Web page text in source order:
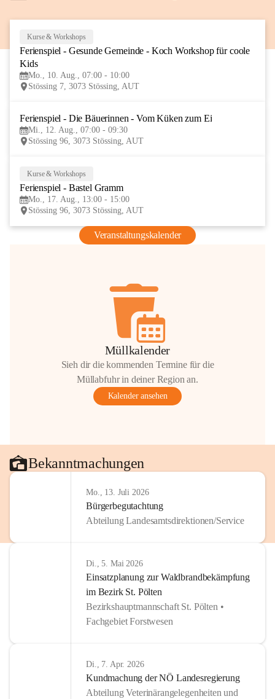
AUG
Kurse & Workshops
Ferienspiel - Gesunde Gemeinde - Koch Workshop für coole
Kids
Mo., 10. Aug., 07:00 - 10:00
Stössing 7, 3073 Stössing, AUT
Ferienspiel - Die Bäuerinnen - Vom Küken zum Ei
Mi., 12. Aug., 07:00 - 09:30
Stössing 96, 3073 Stössing, AUT
Kurse & Workshops
Ferienspiel - Bastel Gramm
Mo., 17. Aug., 13:00 - 15:00
Stössing 96, 3073 Stössing, AUT
Veranstaltungskalender
Müllkalender
Sieh dir die kommenden Termine für die
Müllabfuhr in deiner Region an.
Kalender ansehen
Bekanntmachungen
Mo., 13. Juli 2026
Bürgerbegutachtung
Abteilung Landesamtsdirektionen/Service
Di., 5. Mai 2026
Einsatzplanung zur Waldbrandbekämpfung
im Bezirk St. Pölten
Bezirkshauptmannschaft St. Pölten •
Fachgebiet Forstwesen
Di., 7. Apr. 2026
Kundmachung der NÖ Landesregierung
Abteilung Veterinärangelegenheiten und